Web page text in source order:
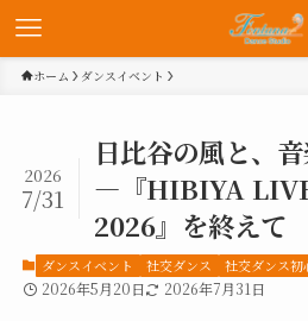
ホーム ダンスイベント
日比谷の風と、音
—『HIBIYA
2026』を終えて
2026
7/31
ダンスイベント 社交ダンス 社交ダンス初
2026年5月20日 2026年7月31日